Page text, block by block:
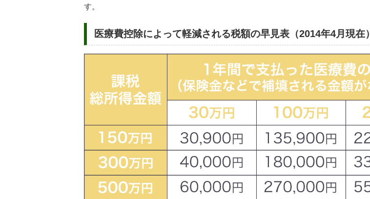
す。
医療費控除によって軽減される税額の早見表（2014年4月現在）